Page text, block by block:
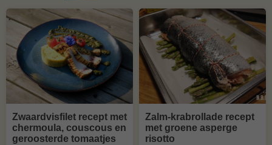
Zwaardvisfilet recept met
chermoula, couscous en
geroosterde tomaatjes
Zalm-krabrollade recept
met groene asperge
risotto